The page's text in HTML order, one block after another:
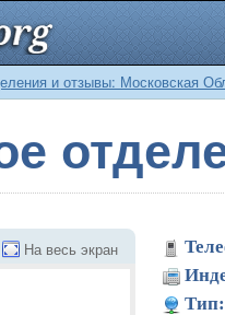
и отзывы: Московская
На весь экран
Тип: